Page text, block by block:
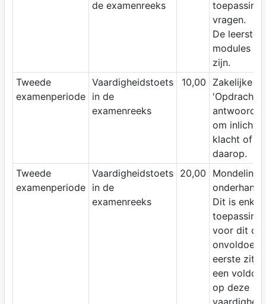
de examenreeks
vragen.
De leerstof
modules
zijn.
Tweede
examenperiode
Vaardigheidstoets
in de
examenreeks
10,00
Zakelijke
'Opdracht'
antwoord
om
klacht of
daarop.
Tweede
examenperiode
Vaardigheidstoets
in de
examenreeks
20,00
Mondeling
Dit is enkel
toepassing
voor dit
eerste
een
op deze